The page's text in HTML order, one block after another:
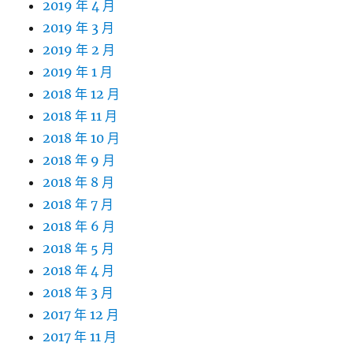
2019 年 4 月
2019 年 3 月
2019 年 2 月
2019 年 1 月
2018 年 12 月
2018 年 11 月
2018 年 10 月
2018 年 9 月
2018 年 8 月
2018 年 7 月
2018 年 6 月
2018 年 5 月
2018 年 4 月
2018 年 3 月
2017 年 12 月
2017 年 11 月